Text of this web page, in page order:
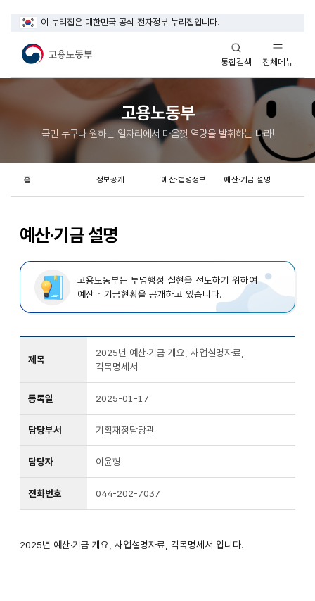
이 누리집은 대한민국 공식 전자정부 누리집입니다.
통합검색
열기
전체메뉴
열기
고용노동부
국민 누구나 원하는 일자리에서 마음껏 역량을 발휘하는 나라!
예산·기금 설명
홈 정보공개 예산·법령정보 예산·기금 설명
고용노동부는 투명행정 실현을 선도하기 위하여
예산ㆍ기금현황을 공개하고 있습니다.
제목
2025년 예산·기금 개요, 사업설명자료,
각목명세서
등록일 2025-01-17
담당부서 기획재정담당관
담당자 이윤형
전화번호 044-202-7037
2025년 예산·기금 개요, 사업설명자료, 각목명세서 입니다.